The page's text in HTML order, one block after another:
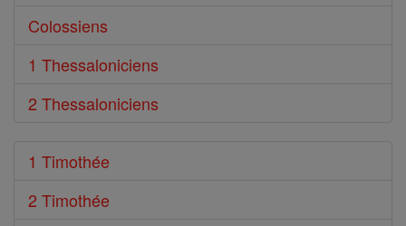
Colossiens
1 Thessaloniciens
2 Thessaloniciens
1 Timothée
2 Timothée